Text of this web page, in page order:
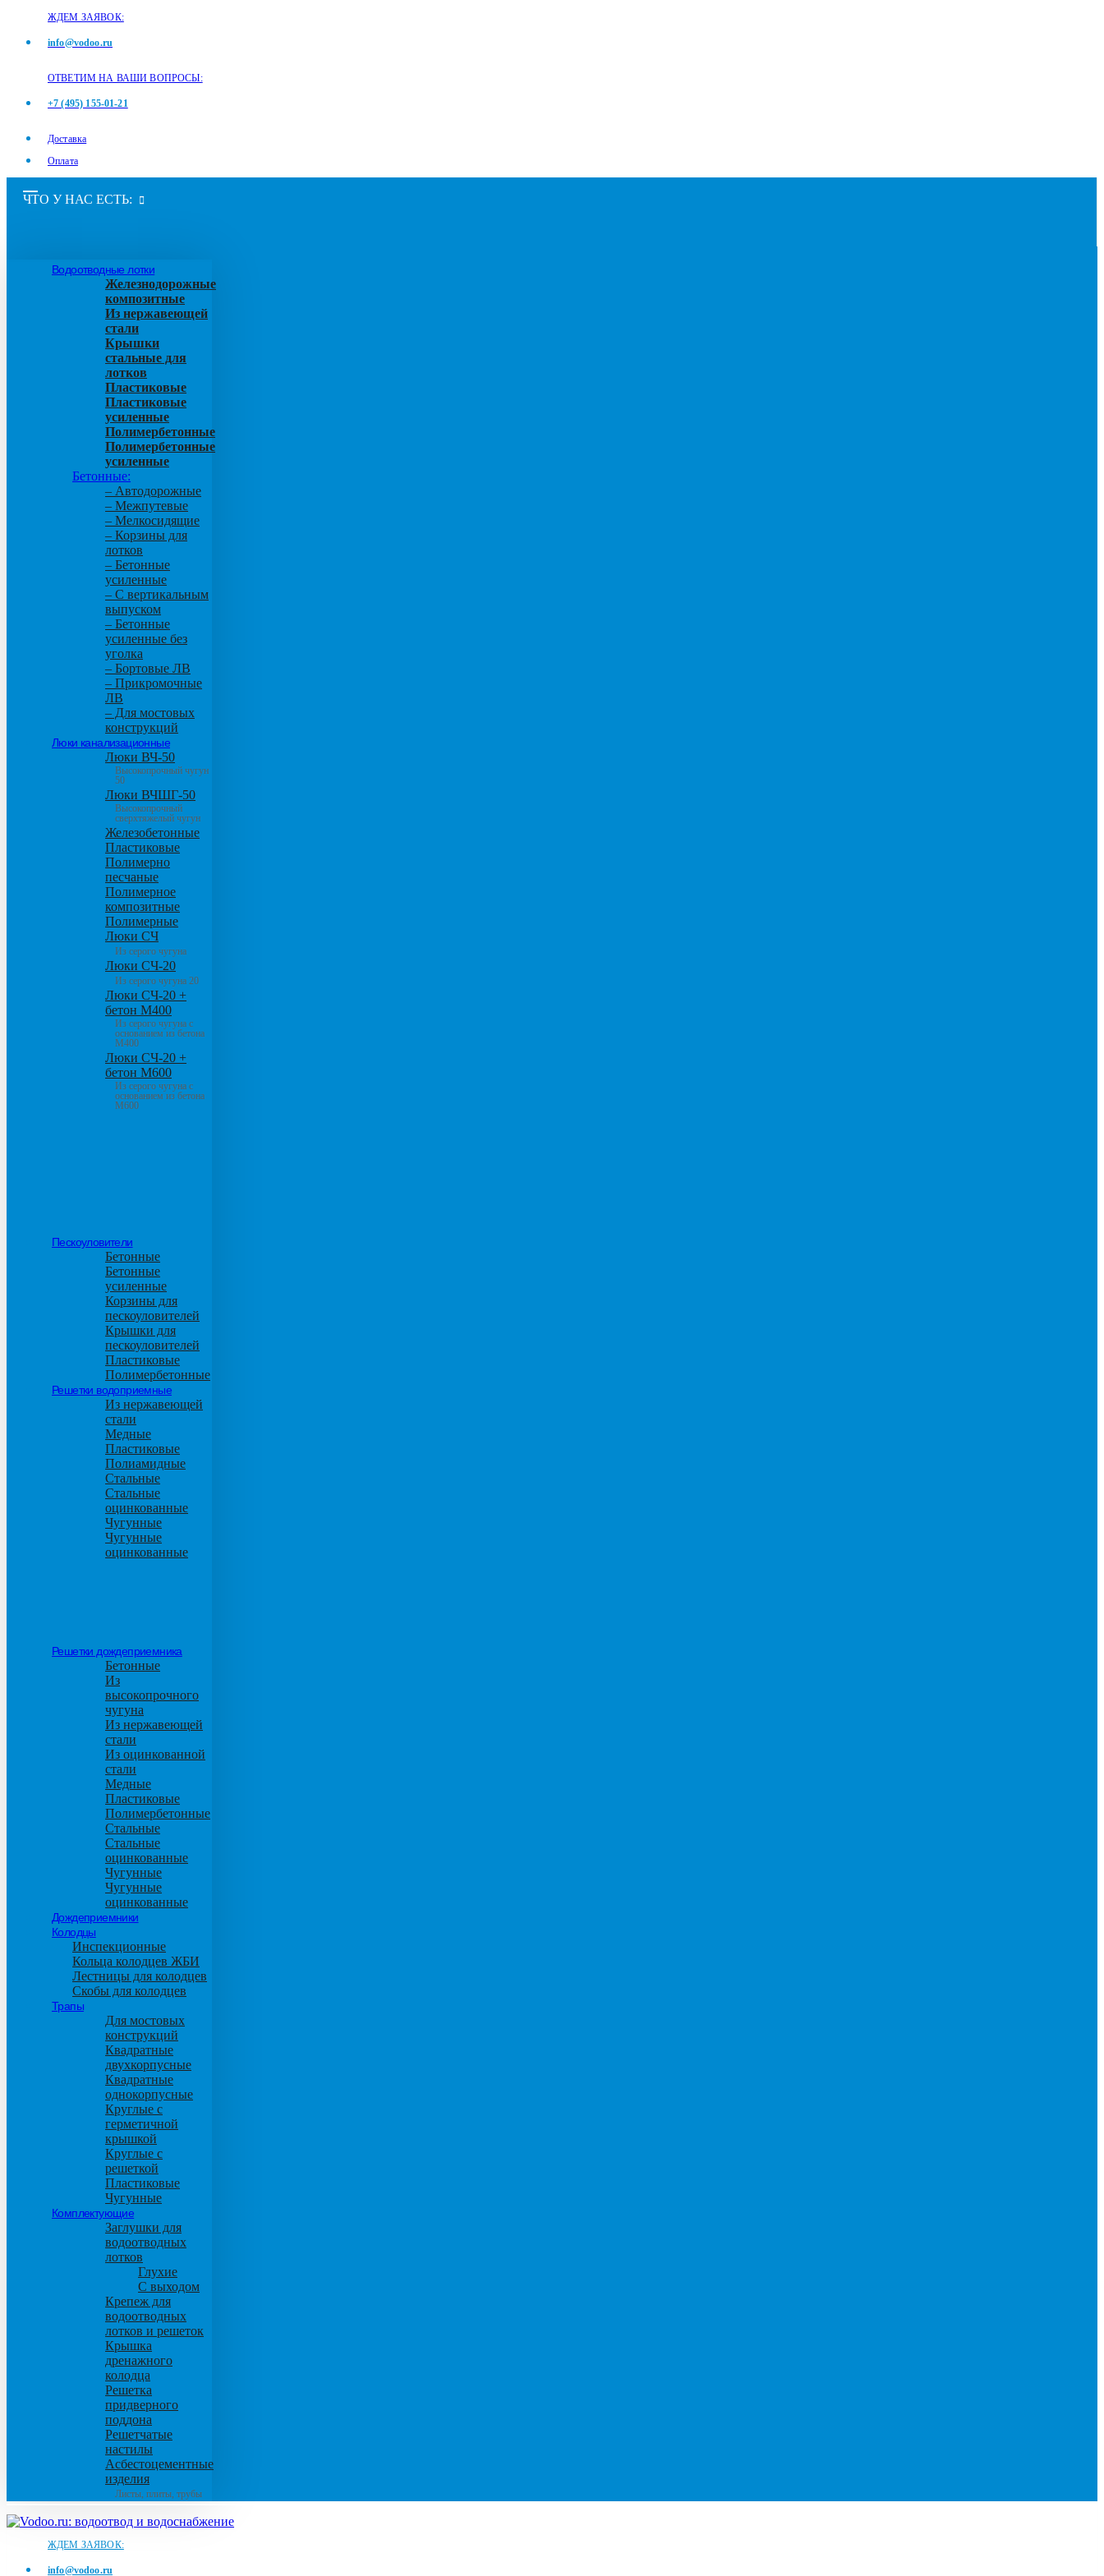
ЖДЕМ ЗАЯВОК:
info@vodoo.ru
ОТВЕТИМ НА ВАШИ ВОПРОСЫ:
+7 (495) 155-01-21
Доставка
Оплата
ЧТО У НАС ЕСТЬ:
Водоотводные лотки
Железнодорожные
композитные
Из нержавеющей
стали
Крышки
стальные для
лотков
Пластиковые
Пластиковые
усиленные
Полимербетонные
Полимербетонные
усиленные
Бетонные:
– Автодорожные
– Межпутевые
– Мелкосидящие
– Корзины для
лотков
– Бетонные
усиленные
– С вертикальным
выпуском
– Бетонные
усиленные без
уголка
– Бортовые ЛВ
– Прикромочные
ЛВ
– Для мостовых
конструкций
Люки канализационные
Люки ВЧ-50
Высокопрочный чугун
50
Люки ВЧШГ-50
Высокопрочный
сверхтяжелый чугун
Железобетонные
Пластиковые
Полимерно
песчаные
Полимерное
композитные
Полимерные
Люки СЧ
Из серого чугуна
Люки СЧ-20
Из серого чугуна 20
Люки СЧ-20 +
бетон М400
Из серого чугуна с
основанием из бетона
М400
Люки СЧ-20 +
бетон М600
Из серого чугуна с
основанием из бетона
М600
Пескоуловители
Бетонные
Бетонные
усиленные
Корзины для
пескоуловителей
Крышки для
пескоуловителей
Пластиковые
Полимербетонные
Решетки водоприемные
Из нержавеющей
стали
Медные
Пластиковые
Полиамидные
Стальные
Стальные
оцинкованные
Чугунные
Чугунные
оцинкованные
Решетки дождеприемника
Бетонные
Из
высокопрочного
чугуна
Из нержавеющей
стали
Из оцинкованной
стали
Медные
Пластиковые
Полимербетонные
Стальные
Стальные
оцинкованные
Чугунные
Чугунные
оцинкованные
Дождеприемники
Колодцы
Инспекционные
Кольца колодцев ЖБИ
Лестницы для колодцев
Скобы для колодцев
Трапы
Для мостовых
конструкций
Квадратные
двухкорпусные
Квадратные
однокорпусные
Круглые с
герметичной
крышкой
Круглые с
решеткой
Пластиковые
Чугунные
Комплектующие
Заглушки для
водоотводных
лотков
Глухие
С выходом
Крепеж для
водоотводных
лотков и решеток
Крышка
дренажного
колодца
Решетка
придверного
поддона
Решетчатые
настилы
Асбестоцементные
изделия
Листы, плиты, трубы
ЖДЕМ ЗАЯВОК:
info@vodoo.ru